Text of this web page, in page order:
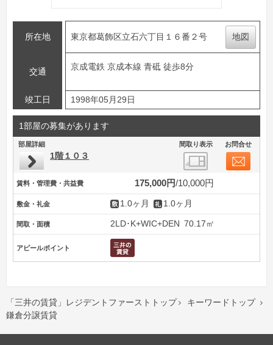
所在地 東京都葛飾区立石六丁目１６番２号 地図
交通
京成電鉄 京成本線 青砥 徒歩8分
竣工日 1998年05月29日
1部屋の募集があります
部屋詳細 間取り表示 お問合せ
1階１０３
賃料・管理費・共益費 175,000円 10,000円
敷金・礼金 1.0ヶ月 1.0ヶ月
間取・面積 2LD･K+WIC+DEN 70.17㎡
アピールポイント
「三井の賃貸」レジデントファーストトップ  キーワードトップ 
鎌倉分譲賃貸